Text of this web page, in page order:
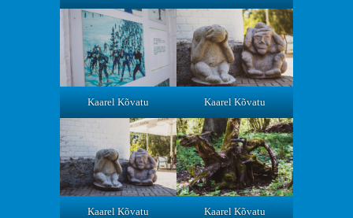
Kaarel Kõvatu Kaarel Kõvatu
Kaarel Kõvatu Kaarel Kõvatu